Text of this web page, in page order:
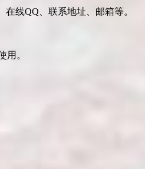
线QQ、联系地址、邮箱等。
用。